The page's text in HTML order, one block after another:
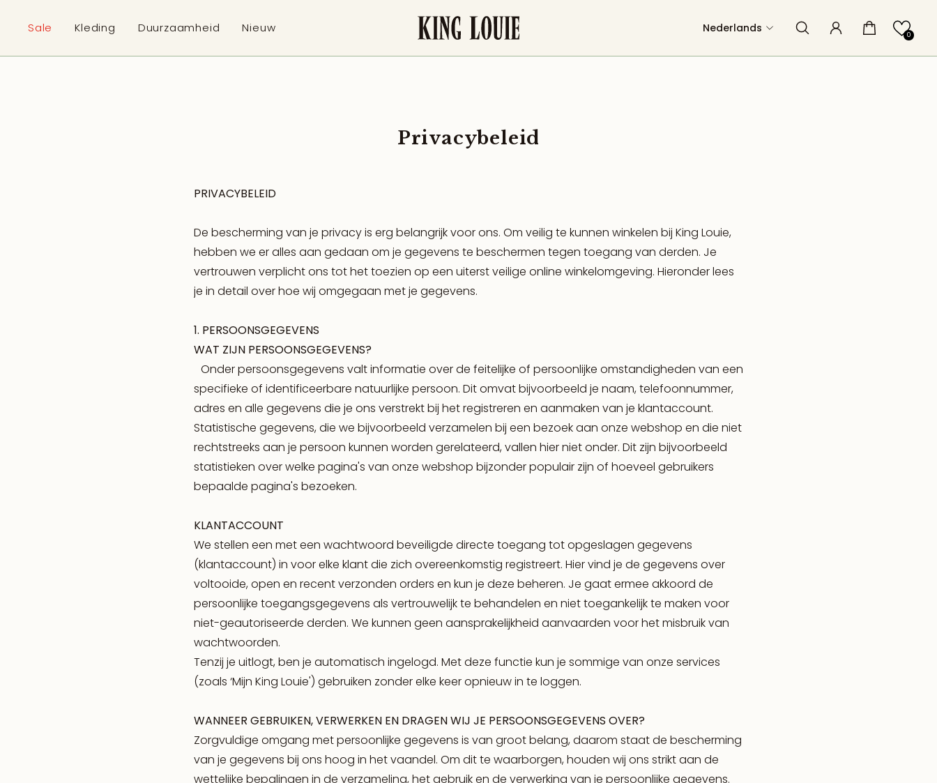
Sale Kleding Duurzaamheid Nieuw Nederlands 0
Privacybeleid
PRIVACYBELEID
De bescherming van je privacy is erg belangrijk voor ons. Om veilig te kunnen winkelen bij King Louie,
hebben we er alles aan gedaan om je gegevens te beschermen tegen toegang van derden. Je
vertrouwen verplicht ons tot het toezien op een uiterst veilige online winkelomgeving. Hieronder lees
je in detail over hoe wij omgegaan met je gegevens.
1. PERSOONSGEGEVENS
WAT ZIJN PERSOONSGEGEVENS?
Onder persoonsgegevens valt informatie over de feitelijke of persoonlijke omstandigheden van een
specifieke of identificeerbare natuurlijke persoon. Dit omvat bijvoorbeeld je naam, telefoonnummer,
adres en alle gegevens die je ons verstrekt bij het registreren en aanmaken van je klantaccount.
Statistische gegevens, die we bijvoorbeeld verzamelen bij een bezoek aan onze webshop en die niet
rechtstreeks aan je persoon kunnen worden gerelateerd, vallen hier niet onder. Dit zijn bijvoorbeeld
statistieken over welke pagina's van onze webshop bijzonder populair zijn of hoeveel gebruikers
bepaalde pagina's bezoeken.
KLANTACCOUNT
We stellen een met een wachtwoord beveiligde directe toegang tot opgeslagen gegevens
(klantaccount) in voor elke klant die zich overeenkomstig registreert. Hier vind je de gegevens over
voltooide, open en recent verzonden orders en kun je deze beheren. Je gaat ermee akkoord de
persoonlijke toegangsgegevens als vertrouwelijk te behandelen en niet toegankelijk te maken voor
niet-geautoriseerde derden. We kunnen geen aansprakelijkheid aanvaarden voor het misbruik van
wachtwoorden.
Tenzij je uitlogt, ben je automatisch ingelogd. Met deze functie kun je sommige van onze services
(zoals ‘Mijn King Louie') gebruiken zonder elke keer opnieuw in te loggen.
WANNEER GEBRUIKEN, VERWERKEN EN DRAGEN WIJ JE PERSOONSGEGEVENS OVER?
Zorgvuldige omgang met persoonlijke gegevens is van groot belang, daarom staat de bescherming
van je gegevens bij ons hoog in het vaandel. Om dit te waarborgen, houden wij ons strikt aan de
wettelijke bepalingen in de verzameling, het gebruik en de verwerking van je persoonlijke gegevens.